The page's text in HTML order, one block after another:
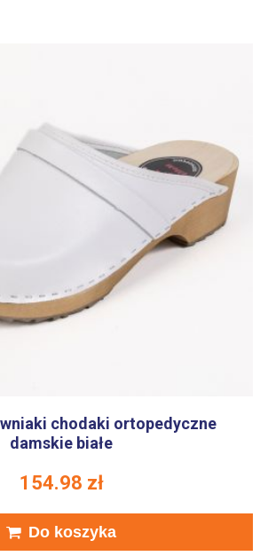
chodaki ortopedyczne
damskie białe
154.98 zł
Do koszyka